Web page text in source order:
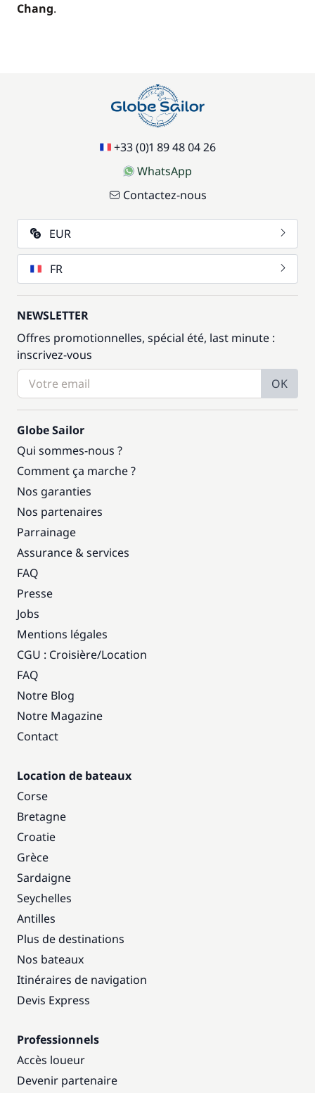
Chang.
+33 (0)1 89 48 04 26
WhatsApp
Contactez-nous
EUR
FR
NEWSLETTER
Offres promotionnelles, spécial été, last minute :
inscrivez-vous
OK
Globe Sailor
Qui sommes-nous ?
Comment ça marche ?
Nos garanties
Nos partenaires
Parrainage
Assurance & services
FAQ
Presse
Jobs
Mentions légales
CGU : Croisière/Location
FAQ
Notre Blog
Notre Magazine
Contact
Location de bateaux
Corse
Bretagne
Croatie
Grèce
Sardaigne
Seychelles
Antilles
Plus de destinations
Nos bateaux
Itinéraires de navigation
Devis Express
Professionnels
Accès loueur
Devenir partenaire